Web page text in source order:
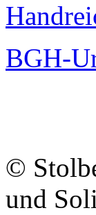
BGH-
©
und